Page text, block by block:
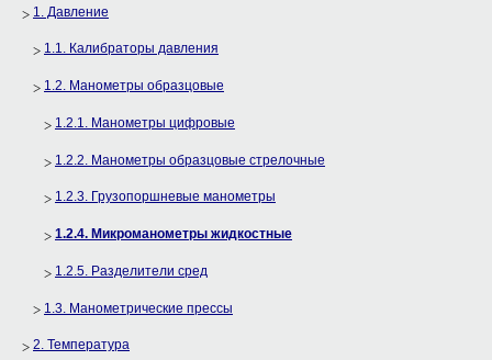
1. Давление
1.1. Калибраторы давления
1.2. Манометры образцовые
1.2.1. Манометры цифровые
1.2.2. Манометры образцовые стрелочные
1.2.3. Грузопоршневые манометры
1.2.4. Микроманометры жидкостные
1.2.5. Разделители сред
1.3. Манометрические прессы
2. Температура